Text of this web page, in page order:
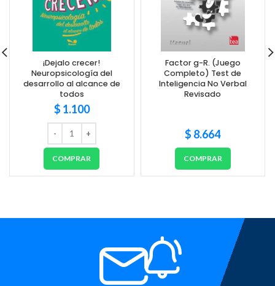
¡Dejalo crecer!
Neuropsicología del
desarrollo al alcance de
todos
$ 1.100
COMPRAR
Factor g-R. (Juego
Completo) Test de
Inteligencia No Verbal
Revisado
$ 8.664
COMPRAR